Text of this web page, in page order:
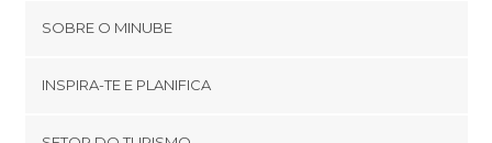
SOBRE O MINUBE
INSPIRA-TE E PLANIFICA